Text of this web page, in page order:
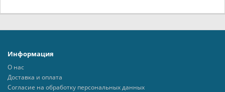
Информация
О нас
Доставка и оплата
Согласие на обработку персональных данных